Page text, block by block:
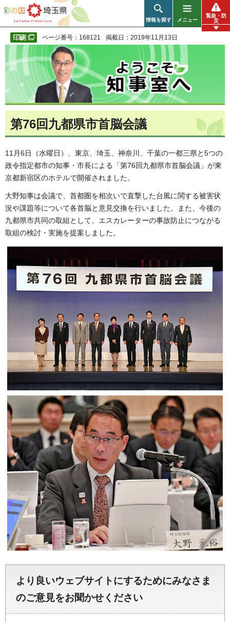
彩の国 埼玉県
情報を探す メニュー
緊急・防
災
ページ番号：168121 掲載日：2019年11月13日
第76回九都県市首脳会議
11月6日（水曜日）、東京、埼玉、神奈川、千葉の一都三県と5つの
政令指定都市の知事・市長による「第76回九都県市首脳会議」が東
京都新宿区のホテルで開催されました。
大野知事は会議で、首都圏を相次いで直撃した台風に関する被害状
況や課題等について各首脳と意見交換を行いました。また、今後の
九都県市共同の取組として、エスカレーターの事故防止につながる
取組の検討・実施を提案しました。
より良いウェブサイトにするためにみなさま
のご意見をお聞かせください